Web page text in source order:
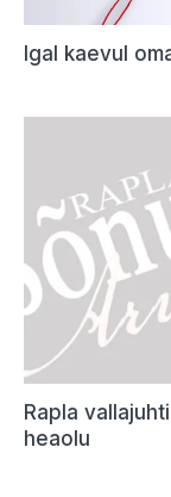
Igal kaevul
Rapla
heaolu